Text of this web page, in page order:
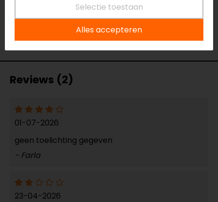
Motorreiniger 750ml
Model
210.1137
Muc-Off
Kleur
N.v.t.
Reviews (2)
01-07-2026
geen toelichting gegeven
- Farla
23-04-2026
Selectie toestaan
Alles accepteren